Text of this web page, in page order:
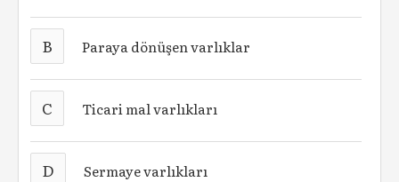
B Paraya dönüşen varlıklar
C Ticari mal varlıkları
D Sermaye varlıkları